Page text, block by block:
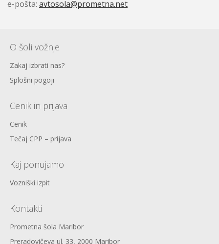
e-pošta: avtosola@prometna.net
O šoli vožnje
Zakaj izbrati nas?
Splošni pogoji
Cenik in prijava
Cenik
Tečaj CPP – prijava
Kaj ponujamo
Vozniški izpit
Kontakti
Prometna šola Maribor
Preradovičeva ul. 33, 2000 Maribor